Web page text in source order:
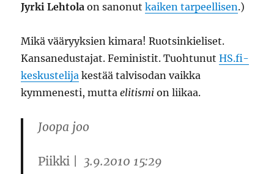
Jyrki Lehtola on sanonutkaiken tarpeellisen.)
Mikä vääryyksien kimara! Ruotsinkieliset.
Kansanedustajat. Feministit. TuohtunutHS.fi-
keskustelija kestää talvisodan vaikka
kymmenesti, muttaelitismi on liikaa.
Joopa joo
Piikki | 3.9.2010 15:29